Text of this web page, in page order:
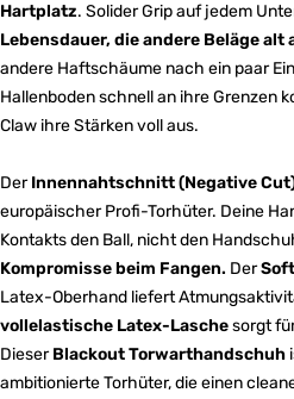
Hartplatz. Solider Grip auf jedem
Lebensdauer, die andere Beläge alt
andere Haftschäume nach ein paar
Hallenboden schnell an ihre Grenzen
Claw ihre Stärken voll aus.
DerInnennahtschnitt (Negative
europäischer Profi-Torhüter. Deine
Kontakts den Ball, nicht den
Kompromisse beim Fangen. Der
Latex-Oberhand liefert
vollelastische Latex-Laschesorgt
DieserBlackout Torwarthandschuh
ambitionierte Torhüter, die einen